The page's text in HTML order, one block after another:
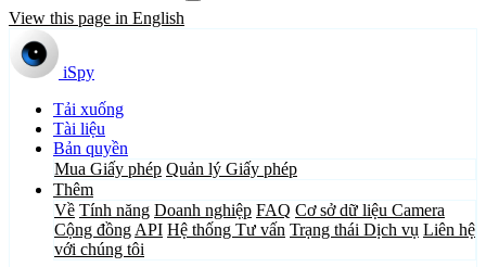
View this page in English
iSpy
Tải xuống
Tài liệu
Bản quyền
Mua Giấy phép Quản lý Giấy phép
Thêm
Về Tính năng Doanh nghiệp FAQ Cơ sở dữ liệu Camera
Cộng đồng API Hệ thống Tư vấn Trạng thái Dịch vụ Liên hệ
với chúng tôi